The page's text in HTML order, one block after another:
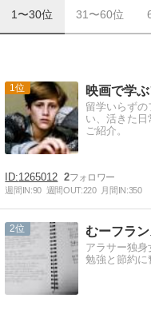
1〜30位 31〜60位
1 映画で学
留学いらず
い、活きた
ご紹介。
1265012 2
週間IN:90 週間OUT:220 月間IN:350
2 むーフラ
アラサー独
勉強と節約に